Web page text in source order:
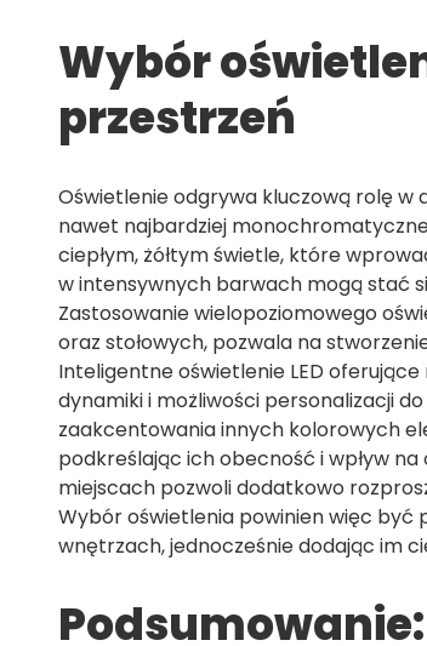
Wybór
przestrzeń
Oświetlenie odgrywa kluczową rolę
nawet najbardziej
ciepłym, żółtym świetle, które
w intensywnych barwach mogą stać
Zastosowanie wielopoziomowego
oraz stołowych, pozwala na
Inteligentne oświetlenie LED
dynamiki i możliwości personalizacji
zaakcentowania innych kolorowych
podkreślając ich obecność i wpływ
miejscach pozwoli dodatkowo
Wybór oświetlenia powinien więc być
wnętrzach, jednocześnie dodając im